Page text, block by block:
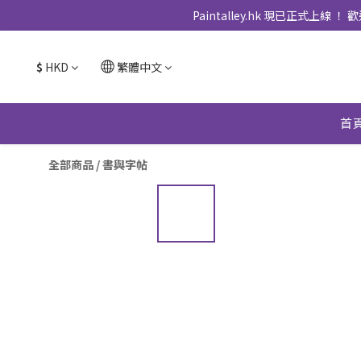
Paintalley.hk 現已正式上線 ！
$ HKD 繁體中文
首
全部商品 /書與字帖